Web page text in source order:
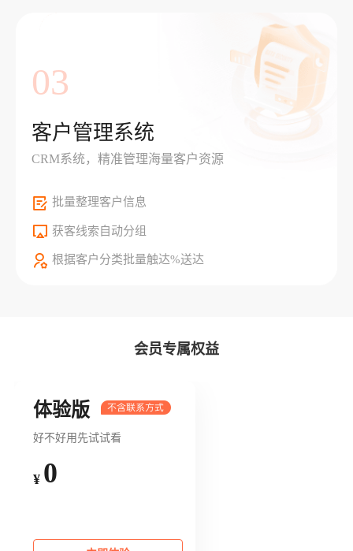
03
客户管理系统
CRM系统，精准管理海量客户资源
批量整理客户信息
获客线索自动分组
根据客户分类批量触达%送达
会员专属权益
体验版
好不好用先试试看
¥ 0